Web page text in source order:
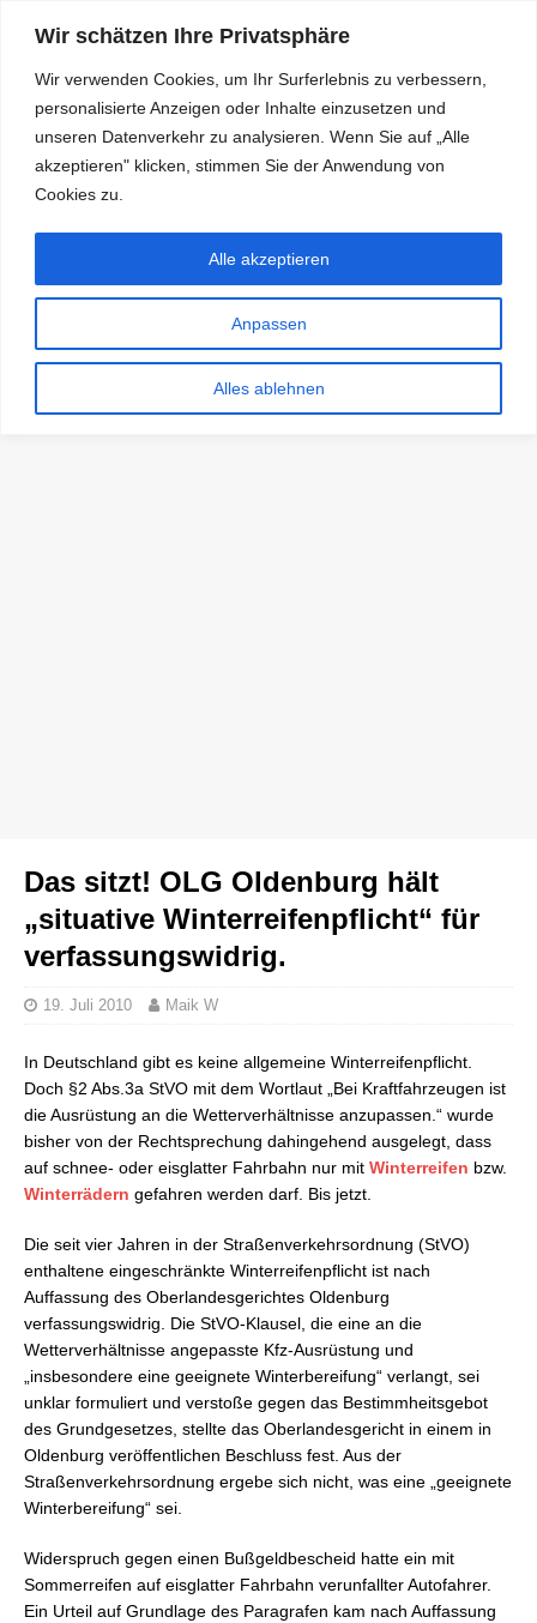
Wir schätzen Ihre Privatsphäre
Wir verwenden Cookies, um Ihr Surferlebnis zu verbessern,
personalisierte Anzeigen oder Inhalte einzusetzen und
unseren Datenverkehr zu analysieren. Wenn Sie auf „Alle
akzeptieren" klicken, stimmen Sie der Anwendung von
Cookies zu.
Anpassen
Alles ablehnen
Alle akzeptieren
RDKS.EXPERT
TESTS, EXPERTEN-TIPPS RUND UM DAS THEMA RDKS UND
Das sitzt! OLG Oldenburg hält
„situative Winterreifenpflicht“ für
verfassungswidrig.
19. Juli 2010 Maik W
In Deutschland gibt es keine allgemeine Winterreifenpflicht.
Doch §2 Abs.3a StVO mit dem Wortlaut „Bei Kraftfahrzeugen ist
die Ausrüstung an die Wetterverhältnisse anzupassen.“ wurde
bisher von der Rechtsprechung dahingehend ausgelegt, dass
auf schnee- oder eisglatter Fahrbahn nur mit Winterreifen bzw.
Winterrädern gefahren werden darf. Bis jetzt.
Die seit vier Jahren in der Straßenverkehrsordnung (StVO)
enthaltene eingeschränkte Winterreifenpflicht ist nach
Auffassung des Oberlandesgerichtes Oldenburg
verfassungswidrig. Die StVO-Klausel, die eine an die
Wetterverhältnisse angepasste Kfz-Ausrüstung und
„insbesondere eine geeignete Winterbereifung“ verlangt, sei
unklar formuliert und verstoße gegen das Bestimmheitsgebot
des Grundgesetzes, stellte das Oberlandesgericht in einem in
Oldenburg veröffentlichen Beschluss fest. Aus der
Straßenverkehrsordnung ergebe sich nicht, was eine „geeignete
Winterbereifung“ sei.
Widerspruch gegen einen Bußgeldbescheid hatte ein mit
Sommerreifen auf eisglatter Fahrbahn verunfallter Autofahrer.
Ein Urteil auf Grundlage des Paragrafen kam nach Auffassung